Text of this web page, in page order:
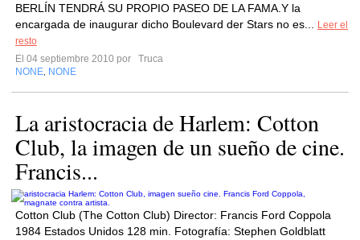
BERLÍN TENDRÁ SU PROPIO PASEO DE LA FAMA.Y la
encargada de inaugurar dicho Boulevard der Stars no es...
Leer el
resto
El 04 septiembre 2010 por
Truca
NONE NONE
La aristocracia de Harlem: Cotton
Club, la imagen de un sueño de cine.
Francis...
Cotton Club (The Cotton Club) Director: Francis Ford Coppola
1984 Estados Unidos 128 min. Fotografía: Stephen Goldblatt